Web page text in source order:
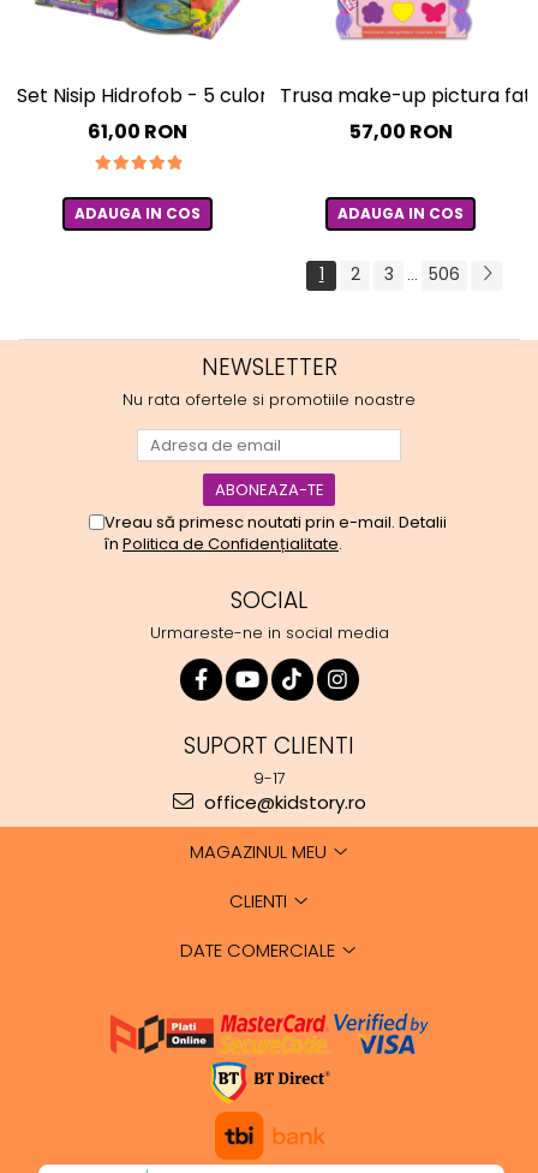
Set Nisip Hidrofob - 5 culori si acvariu
61,00 RON
ADAUGA IN COS
Trusa make-up pictura
57,00 RON
ADAUGA IN COS
1 2 3 ... 506
NEWSLETTER
Nu rata ofertele si promotiile noastre
Vreau să primesc noutati prin e-mail. Detalii
în Politica de Confidențialitate.
SOCIAL
Urmareste-ne in social media
SUPORT CLIENTI
9-17
office@kidstory.ro
MAGAZINUL MEU
CLIENTI
DATE COMERCIALE